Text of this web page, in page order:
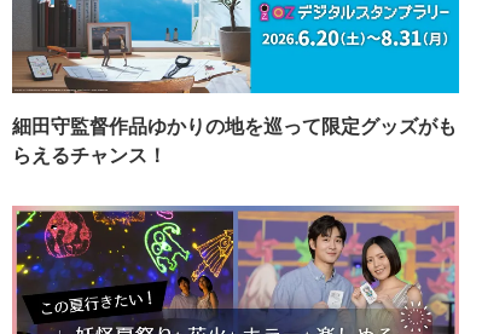
細田守監督作品ゆかりの地を巡って限定グッズがも
らえるチャンス！